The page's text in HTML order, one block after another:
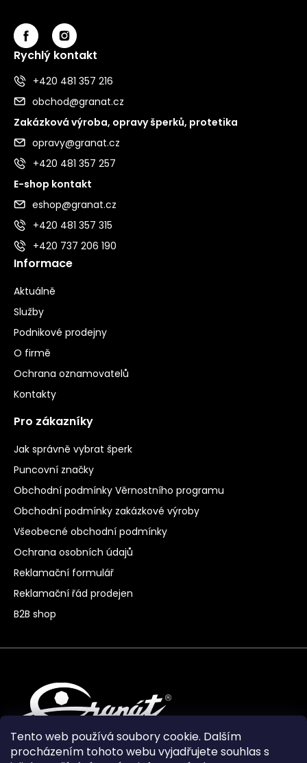
Tento web používá soubory cookie. Dalším
procházením tohoto webu vyjadřujete souhlas s
Rychlý kontakt
+420 481 357 216
obchod@granat.cz
Zakázková výroba, opravy šperků, protetika
opravy@granat.cz
+420 481 357 257
E-shop kontakt
eshop@granat.cz
+420 481 357 315
+420 737 206 190
Informace
Aktuálně
Služby
Podnikové prodejny
O firmě
Ochrana oznamovatelů
Kontakty
Pro zákazníky
Jak správně vybrat šperk
Puncovní značky
Obchodní podmínky Věrnostního programu
Obchodní podmínky zakázkové výroby
Všeobecné obchodní podmínky
Ochrana osobních údajů
Reklamační formulář
Reklamační řád prodejen
B2B shop